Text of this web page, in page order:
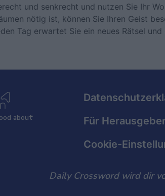
und senkrecht und nutzen Sie Ihr
nötig ist, können Sie Ihren Geist
Tag erwartet Sie ein neues Rätsel
about
Für
Cookie-
Daily Crossword wird dir